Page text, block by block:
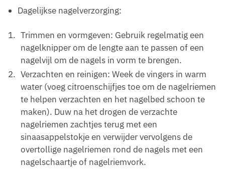
Dagelijkse nagelverzorging:
Trimmen en vormgeven: Gebruik regelmatig een
nagelknipper om de lengte aan te passen of een
nagelvijl om de nagels in vorm te brengen.
Verzachten en reinigen: Week de vingers in warm
water (voeg citroenschijfjes toe om de nagelriemen
te helpen verzachten en het nagelbed schoon te
maken). Duw na het drogen de verzachte
nagelriemen zachtjes terug met een
sinaasappelstokje en verwijder vervolgens de
overtollige nagelriemen rond de nagels met een
nagelschaartje of nagelriemvork.